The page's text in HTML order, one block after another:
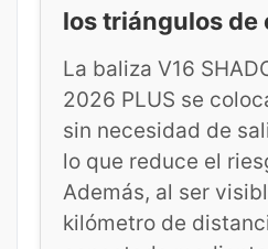
los triángulos de
La baliza V16
2026 PLUS se
sin necesidad de
lo que reduce el
Además, al ser
kilómetro de